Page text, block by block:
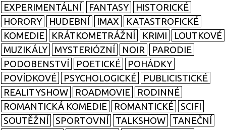
EXPERIMENTÁLNÍ
FANTASY
HISTORICKÉ
HORORY
HUDEBNÍ IMAX
KATASTROFICKÉ
KOMEDIE
KRÁTKOMETRÁŽNÍ KRIMI
LOUTKOVÉ
MUZIKÁLY
MYSTERIÓZNÍ NOIR
PARODIE
PODOBENSTVÍ
POETICKÉ
POHÁDKY
POVÍDKOVÉ
PSYCHOLOGICKÉ
PUBLICISTICKÉ
REALITYSHOW
ROADMOVIE
RODINNÉ
ROMANTICKÁ KOMEDIE
ROMANTICKÉ
SCIFI
SOUTĚŽNÍ
SPORTOVNÍ TALKSHOW
TANEČNÍ